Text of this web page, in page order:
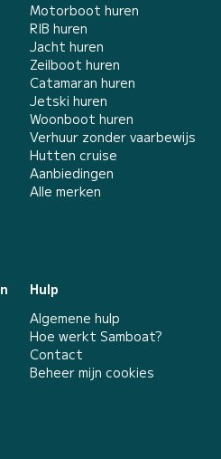
Motorboot huren
RIB huren
Jacht huren
Zeilboot huren
Catamaran huren
Jetski huren
Woonboot huren
Verhuur zonder vaarbewijs
Hutten cruise
Aanbiedingen
Alle merken
Hulp
Algemene hulp
Hoe werkt Samboat?
Contact
Beheer mijn cookies